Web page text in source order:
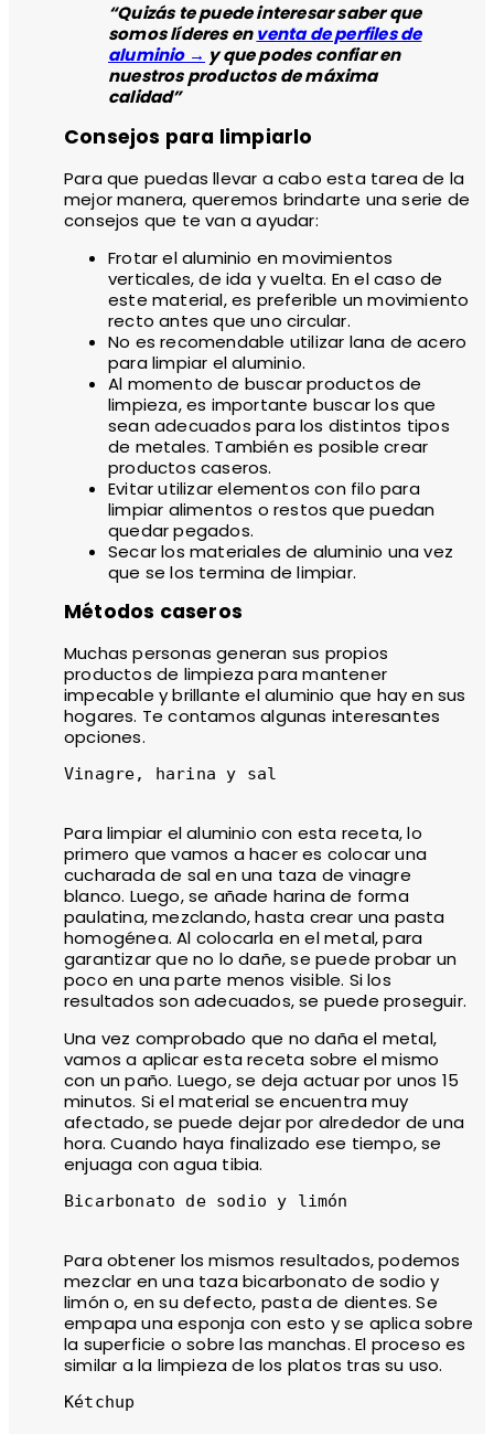
Quizás te puede interesar saber que
somos líderes enventa de perfiles de
aluminio → y que podes confiar en
nuestros productos de máxima
calidad
Consejos para limpiarlo
Para que puedas llevar a cabo esta tarea de la
mejor manera, queremos brindarte una serie de
consejos que te van a ayudar:
Frotar el aluminio en movimientos
verticales, de ida y vuelta. En el caso de
este material, es preferible un movimiento
recto antes que uno circular.
No es recomendable utilizar lana de acero
para limpiar el aluminio.
Al momento de buscar productos de
limpieza, es importante buscar los que
sean adecuados para los distintos tipos
de metales. También es posible crear
productos caseros.
Evitar utilizar elementos con filo para
limpiar alimentos o restos que puedan
quedar pegados.
Secar los materiales de aluminio una vez
que se los termina de limpiar.
Métodos caseros
Muchas personas generan sus propios
productos de limpieza para mantener
impecable y brillante el aluminio que hay en sus
hogares. Te contamos algunas interesantes
opciones.
Vinagre, harina y sal
Para limpiar el aluminio con esta receta, lo
primero que vamos a hacer es colocar una
cucharada de sal en una taza de vinagre
blanco. Luego, se añade harina de forma
paulatina, mezclando, hasta crear una pasta
homogénea. Al colocarla en el metal, para
garantizar que no lo dañe, se puede probar un
poco en una parte menos visible. Si los
resultados son adecuados, se puede proseguir.
Una vez comprobado que no daña el metal,
vamos a aplicar esta receta sobre el mismo
con un paño. Luego, se deja actuar por unos 15
minutos. Si el material se encuentra muy
afectado, se puede dejar por alrededor de una
hora. Cuando haya finalizado ese tiempo, se
enjuaga con agua tibia.
Bicarbonato de sodio y limón
Para obtener los mismos resultados, podemos
mezclar en una taza bicarbonato de sodio y
limón o, en su defecto, pasta de dientes. Se
empapa una esponja con esto y se aplica sobre
la superficie o sobre las manchas. El proceso es
similar a la limpieza de los platos tras su uso.
Kétchup